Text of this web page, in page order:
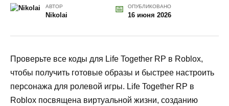
АВТОР
Nikolai
ОПУБЛИКОВАНО
16 июня 2026
Проверьте все коды для Life Together RP в Roblox,
чтобы получить готовые образы и быстрее настроить
персонажа для ролевой игры. Life Together RP в
Roblox посвящена виртуальной жизни, созданию